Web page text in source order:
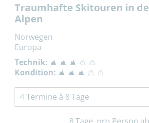
Traumhafte Skitouren in
Alpen
Norwegen
Europa
Technik:
Kondition:
4 Termine à 8 Tage